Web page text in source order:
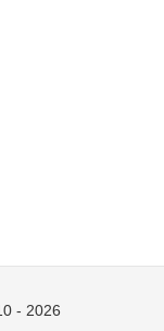
- 2026